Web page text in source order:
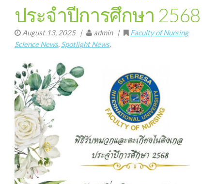
ประจำปีการศึกษา 2568
August 13, 2025| admin |
Faculty of Nursing
Science News, Spotlight News,